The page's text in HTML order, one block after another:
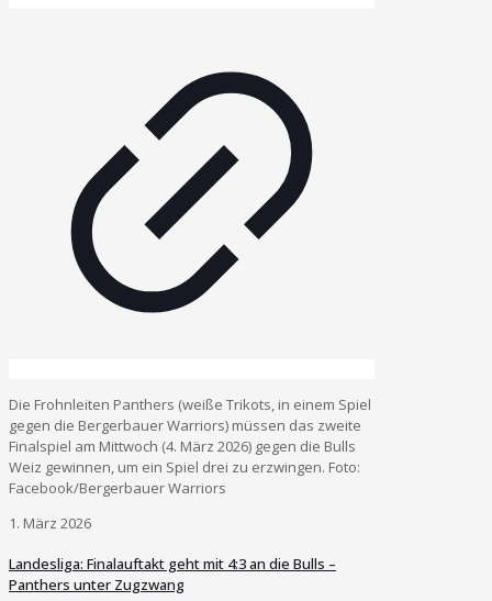
Die Frohnleiten Panthers (weiße Trikots, in einem Spiel
gegen die Bergerbauer Warriors) müssen das zweite
Finalspiel am Mittwoch (4. März 2026) gegen die Bulls
Weiz gewinnen, um ein Spiel drei zu erzwingen. Foto:
Facebook/Bergerbauer Warriors
1. März 2026
Landesliga: Finalauftakt geht mit 4:3 an die Bulls –
Panthers unter Zugzwang